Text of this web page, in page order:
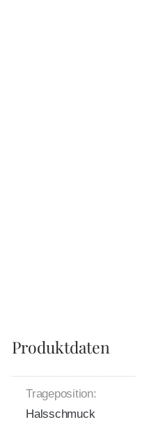
Produktdaten
Trageposition:
Halsschmuck